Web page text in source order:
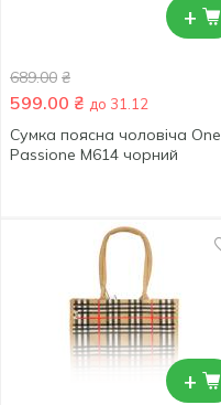
+
689.00 ₴
599.00 ₴ до 31.12
Сумка поясна чоловіча One
Passione M614 чорний
+